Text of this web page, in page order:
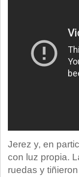
Jerez y, en
con luz propia.
ruedas y